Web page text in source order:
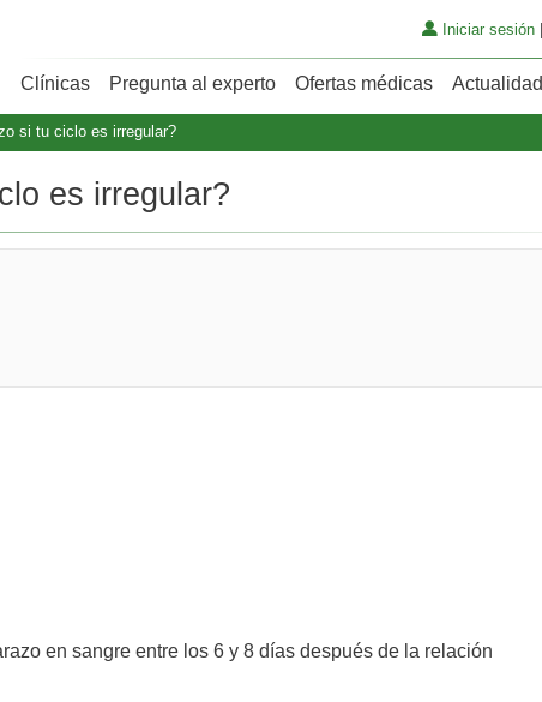
Iniciar sesión|
Clínicas Pregunta al experto Ofertas médicas Actualidad
si tu ciclo es irregular?
es irregular?
en sangre entre los 6 y 8 días después de la relación